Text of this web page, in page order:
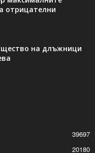
отрицателни
на длъжници
39697
20180